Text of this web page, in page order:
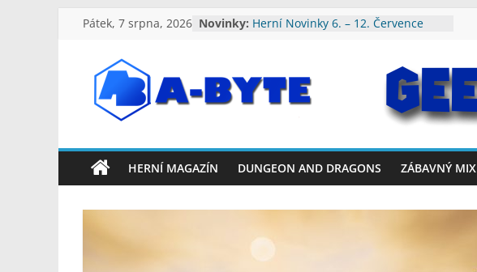
Přeskočit
Pátek, 7 srpna, 2026 Novinky: 2026
Herní Novinky 3. – 9. Srpna 2026
Herní Novinky 27. Července – 2.
Srpna 2026
Herní Novinky 20. – 26. Července
A-
Byte:
Geek
Blog
HERNÍ MAGAZÍN DUNGEON AND DRAGONS ZÁBAVNÝ MIX